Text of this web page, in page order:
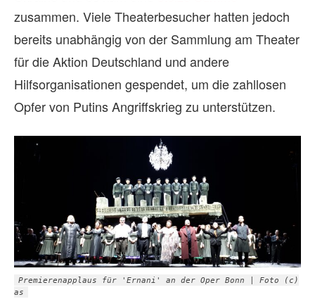
zusammen. Viele Theaterbesucher hatten jedoch
bereits unabhängig von der Sammlung am Theater
für die Aktion Deutschland und andere
Hilfsorganisationen gespendet, um die zahllosen
Opfer von Putins Angriffskrieg zu unterstützen.
Premierenapplaus für 'Ernani' an der Oper Bonn | Foto (c)
as